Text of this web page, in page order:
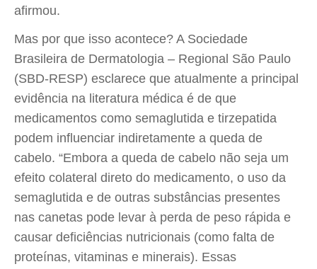
afirmou.
Mas por que isso acontece? A Sociedade
Brasileira de Dermatologia – Regional São Paulo
(SBD-RESP) esclarece que atualmente a principal
evidência na literatura médica é de que
medicamentos como semaglutida e tirzepatida
podem influenciar indiretamente a queda de
cabelo. “Embora a queda de cabelo não seja um
efeito colateral direto do medicamento, o uso da
semaglutida e de outras substâncias presentes
nas canetas pode levar à perda de peso rápida e
causar deficiências nutricionais (como falta de
proteínas, vitaminas e minerais). Essas